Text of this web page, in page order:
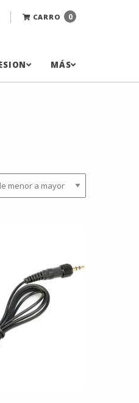
CARRO 0
MÁS